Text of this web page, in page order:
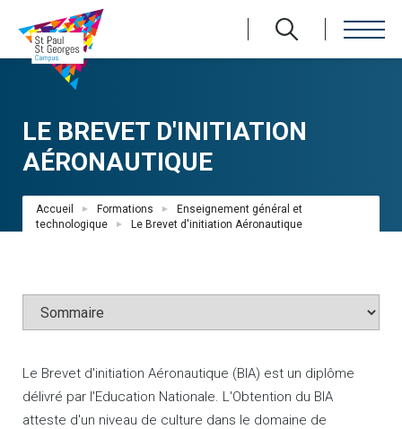
LE BREVET D'INITIATION
AÉRONAUTIQUE
Fil
d'Ariane
Accueil Formations
Enseignement général et
technologique
Le Brevet d'initiation Aéronautique
Le Brevet d'initiation Aéronautique (BIA) est un diplôme
délivré par l'Education Nationale. L'Obtention du BIA
atteste d'un niveau de culture dans le domaine de